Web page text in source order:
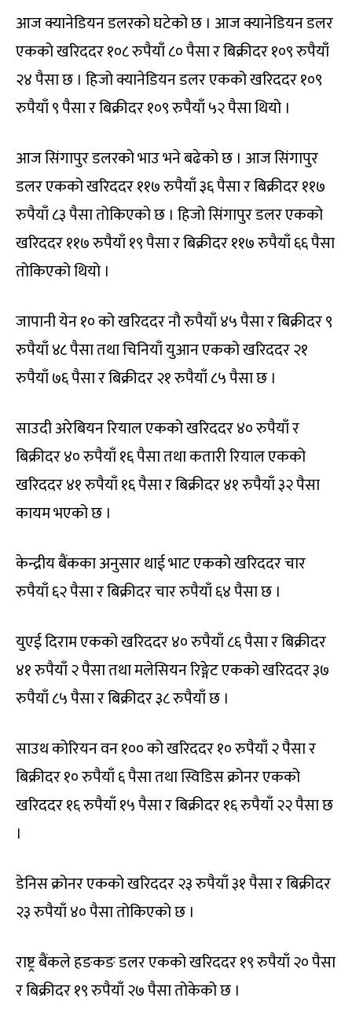
आज क्यानेडियन डलरको घटेको छ । आज क्यानेडियन डलर
एकको खरिददर १०८ रुपैयाँ ८० पैसा र बिक्रीदर १०९ रुपैयाँ
२४ पैसा छ । हिजो क्यानेडियन डलर एकको खरिददर १०९
रुपैयाँ ९ पैसा र बिक्रीदर १०९ रुपैयाँ ५२ पैसा थियो ।
आज सि‌ंगापुर डलरको भाउ भने बढेको छ । आज सि‌ंगापुर
डलर एकको खरिददर ११७ रुपैयाँ ३६ पैसा र बिक्रीदर ११७
रुपैयाँ ८३ पैसा तोकिएको छ । हिजो सि‌ंगापुर डलर एकको
खरिददर ११७ रुपैयाँ १९ पैसा र बिक्रीदर ११७ रुपैयाँ ६६ पैसा
तोकिएको थियो ।
जापानी येन १० को खरिददर नौ रुपैयाँ ४५ पैसा र बिक्रीदर ९
रुपैयाँ ४८ पैसा तथा चिनियाँ युआन एकको खरिददर २१
रुपैयाँ ७६ पैसा र बिक्रीदर २१ रुपैयाँ ८५ पैसा छ ।
साउदी अरेबियन रियाल एकको खरिददर ४० रुपैयाँ र
बिक्रीदर ४० रुपैयाँ १६ पैसा तथा कतारी रियाल एकको
खरिददर ४१ रुपैयाँ १६ पैसा र बिक्रीदर ४१ रुपैयाँ ३२ पैसा
कायम भएको छ ।
केन्द्रीय बैंकका अनुसार थाई भाट एकको खरिददर चार
रुपैयाँ ६२ पैसा र बिक्रीदर चार रुपैयाँ ६४ पैसा छ ।
युएई दिराम एकको खरिददर ४० रुपैयाँ ८६ पैसा र बिक्रीदर
४१ रुपैयाँ २ पैसा तथा मलेसियन रिङ्गेट एकको खरिददर ३७
रुपैयाँ ८५ पैसा र बिक्रीदर ३८ रुपैयाँ छ ।
साउथ कोरियन वन १०० को खरिददर १० रुपैयाँ २ पैसा र
बिक्रीदर १० रुपैयाँ ६ पैसा तथा स्विडिस क्रोनर एकको
खरिददर १६ रुपैयाँ १५ पैसा र बिक्रीदर १६ रुपैयाँ २२ पैसा छ
।
डेनिस क्रोनर एकको खरिददर २३ रुपैयाँ ३१ पैसा र बिक्रीदर
२३ रुपैयाँ ४० पैसा तोकिएको छ ।
राष्ट्र बैंकले हङकङ डलर एकको खरिददर १९ रुपैयाँ २० पैसा
र बिक्रीदर १९ रुपैयाँ २७ पैसा तोकेको छ ।